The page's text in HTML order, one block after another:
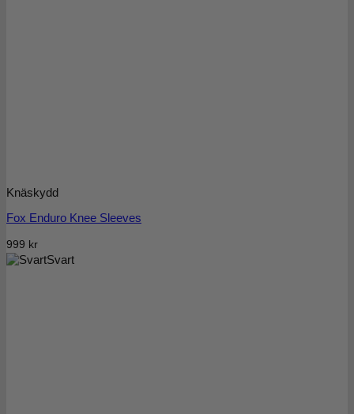
Svart
Knäskydd
Fox Enduro Knee Sleeves
999 kr